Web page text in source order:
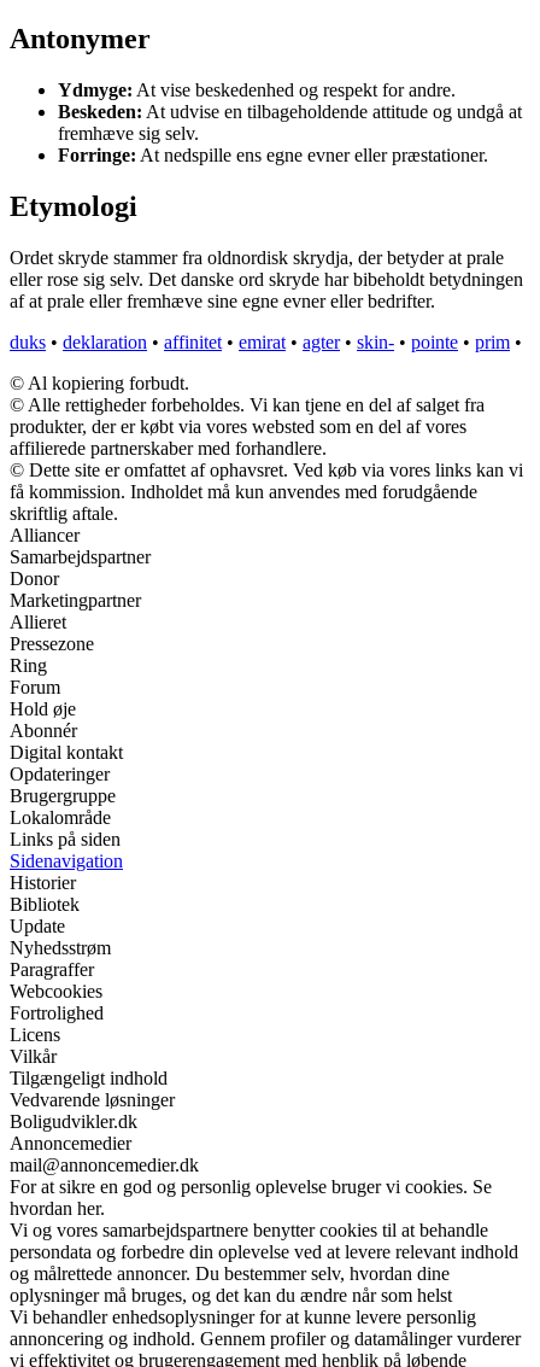
Antonymer
Ydmyge: At vise beskedenhed og respekt for andre.
Beskeden: At udvise en tilbageholdende attitude og undgå at
fremhæve sig selv.
Forringe: At nedspille ens egne evner eller præstationer.
Etymologi
Ordet skryde stammer fra oldnordisk skrydja, der betyder at prale
eller rose sig selv. Det danske ord skryde har bibeholdt betydningen
af at prale eller fremhæve sine egne evner eller bedrifter.
duks • deklaration • affinitet • emirat • agter• skin- • pointe • prim •
© Al kopiering forbudt.
© Alle rettigheder forbeholdes. Vi kan tjene en del af salget fra
produkter, der er købt via vores websted som en del af vores
affilierede partnerskaber med forhandlere.
© Dette site er omfattet af ophavsret. Ved køb via vores links kan vi
få kommission. Indholdet må kun anvendes med forudgående
skriftlig aftale.
Alliancer
Samarbejdspartner
Donor
Marketingpartner
Allieret
Pressezone
Ring
Forum
Hold øje
Abonnér
Digital kontakt
Opdateringer
Brugergruppe
Lokalområde
Links på siden
Sidenavigation
Historier
Bibliotek
Update
Nyhedsstrøm
Paragraffer
Webcookies
Fortrolighed
Licens
Vilkår
Tilgængeligt indhold
Vedvarende løsninger
Boligudvikler.dk
Annoncemedier
mail@annoncemedier.dk
For at sikre en god og personlig oplevelse bruger vi cookies. Se
hvordan her.
Vi og vores samarbejdspartnere benytter cookies til at behandle
persondata og forbedre din oplevelse ved at levere relevant indhold
og målrettede annoncer. Du bestemmer selv, hvordan dine
oplysninger må bruges, og det kan du ændre når som helst
Vi behandler enhedsoplysninger for at kunne levere personlig
annoncering og indhold. Gennem profiler og datamålinger vurderer
vi effektivitet og brugerengagement med henblik på løbende